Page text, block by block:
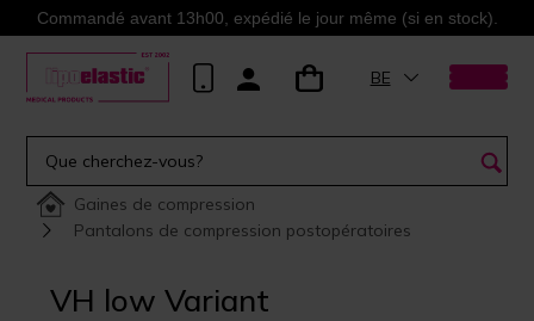
Commandé avant 13h00, expédié le jour même (si en stock).
BE
Gaines de compression
Pantalons de compression postopératoires
VH low Variant